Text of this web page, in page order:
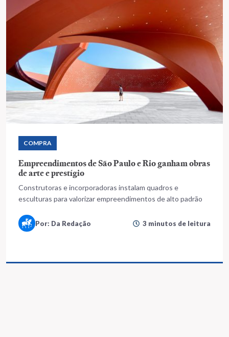
COMPRA
Empreendimentos de São Paulo e Rio ganham obras
de arte e prestígio
Construtoras e incorporadoras instalam quadros e
esculturas para valorizar empreendimentos de alto padrão
Por: Da Redação 3 minutos de leitura